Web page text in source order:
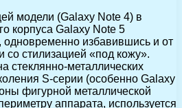
модели (Galaxy Note 4) в
корпуса Galaxy Note 5
одновременно избавившись и от
стилизацией «под кожу».
стеклянно-металлических
S-серии (особенно Galaxy
фигурной металлической
аппарата, используется